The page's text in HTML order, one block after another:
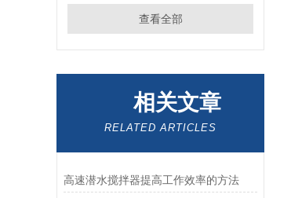
查看全部
相关文章
RELATED ARTICLES
高速潜水搅拌器提高工作效率的方法